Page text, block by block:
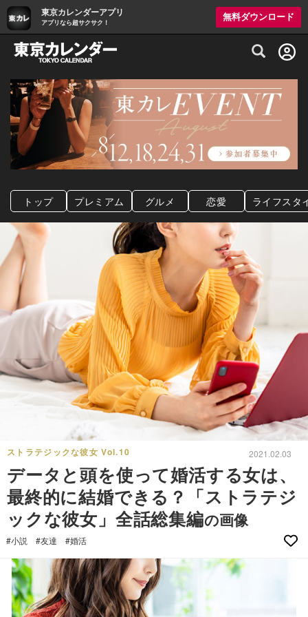
東京カレンダーアプリ
アプリなら超サクサク！
無料ダウンロード
グルメ情報・プレミアムレストラン予約
トップ プレミアム グルメ 恋愛 ライフスタ
ストラテジックな彼女 Vol.10 2021.02.03
データと頭を使って婚活する女は、
最終的に結婚できる？「ストラテジ
ックな彼女」全話総集編の画像
#小説 #友達 #婚活